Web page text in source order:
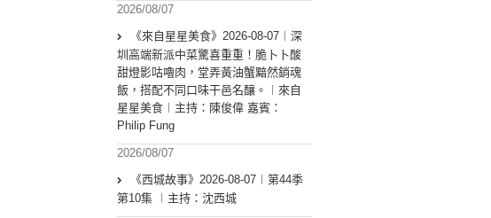
2026/08/07
《來自星星美食》2026-08-07︱深
圳高端新派中菜驚喜重重！脆卜卜酸
甜燈影咕嚕肉，堂弄黃油蟹黯然銷魂
飯，搭配不同口味干邑名釀。︱來自
星星美食︱主持：陳俊偉 嘉賓：
Philip Fung
2026/08/07
《西城故事》2026-08-07︱第44季
第10集 ︱主持：沈西城